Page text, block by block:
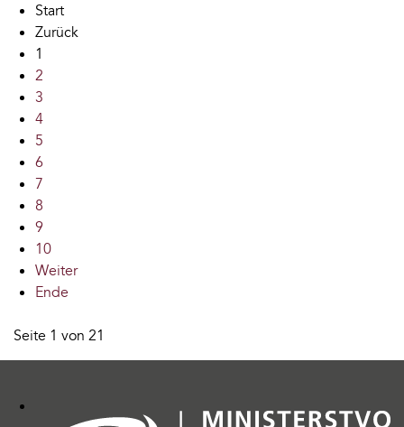
Start
Zurück
1
2
3
4
5
6
7
8
9
10
Weiter
Ende
Seite 1 von 21